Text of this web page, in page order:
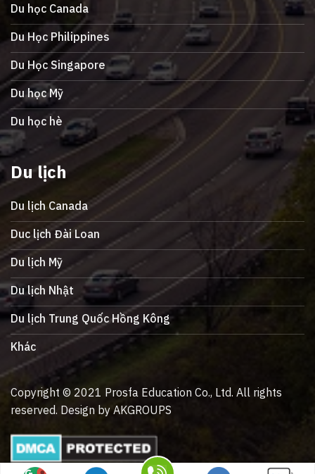
Du học Canada
Du Học Philippines
Du Học Singapore
Du học Mỹ
Du học hè
Du lịch
Du lịch Canada
Duc lịch Đài Loan
Du lịch Mỹ
Du lịch Nhật
Du lịch Trung Quốc Hồng Kông
Khác
Copyright © 2021 Prosfa Education Co., Ltd. All rights
reserved. Design by AKGROUPS